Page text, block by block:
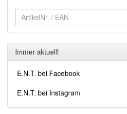
Immer aktuell!
E.N.T. bei Facebook
E.N.T. bei Instagram